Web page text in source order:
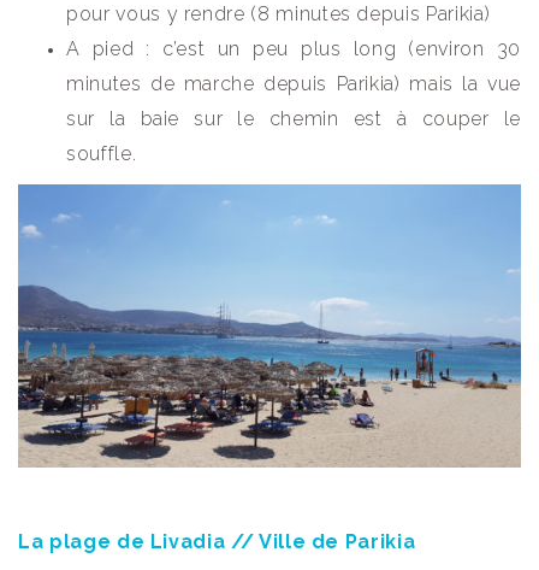
pour vous y rendre (8 minutes depuis Parikia)
A pied : c’est un peu plus long (environ 30
minutes de marche depuis Parikia) mais la vue
sur la baie sur le chemin est à couper le
souffle.
La plage de Livadia // Ville de Parikia